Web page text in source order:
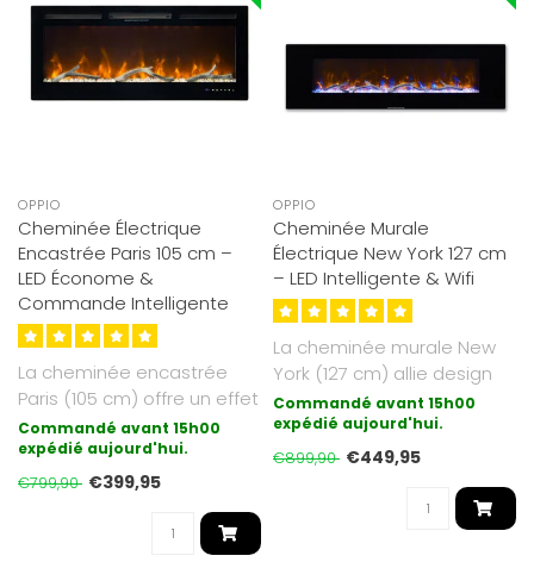
OPPIO
Cheminée Électrique
Encastrée Paris 105 cm –
LED Économe &
Commande Intelligente
La cheminée encastrée
Paris (105 cm) offre un effet
de flamme réaliste et une..
Commandé avant 15h00
expédié aujourd'hui.
€799,90 €399,95
OPPIO
Cheminée Murale
Électrique New York 127 cm
– LED Intelligente & Wifi
La cheminée murale New
York (127 cm) allie design
moderne et technologie
LED in..
Commandé avant 15h00
expédié aujourd'hui.
€899,90 €449,95